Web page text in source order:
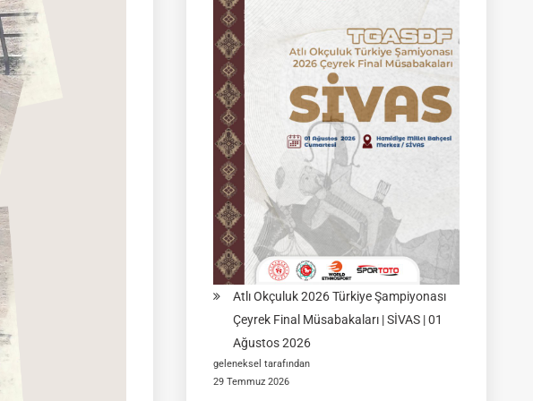
|
02
Ağustos
2026
İSİM
LİSTELERİ
Atlı Okçuluk 2026 Türkiye Şampiyonası
Çeyrek Final Müsabakaları | SİVAS | 01
Ağustos 2026
geleneksel tarafından
29 Temmuz 2026